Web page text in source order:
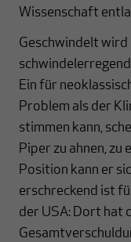
Wissenschaft
Geschwindelt wird
Ein für
Problem als der
stimmen kann,
Piper zu ahnen,
Position kann er
erschreckend ist
der USA: Dort hat